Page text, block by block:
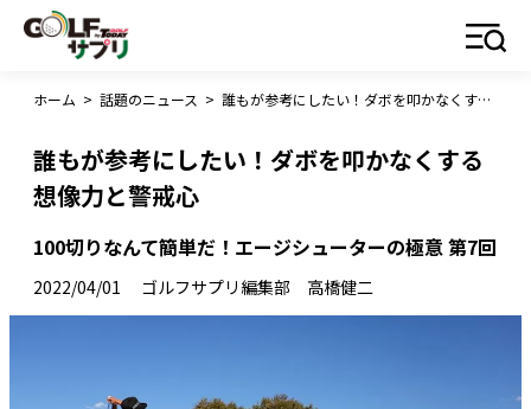
ホーム > 話題のニュース > 誰もが参考にしたい！ダボを叩かなくする想像力と警戒心
誰もが参考にしたい！ダボを叩かなくする
想像力と警戒心
100切りなんて簡単だ！エージシューターの極意 第7回
2022/04/01 ゴルフサプリ編集部 高橋健二